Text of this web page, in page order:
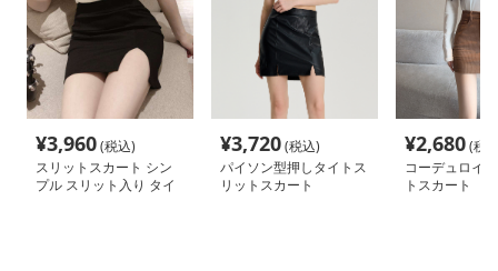
¥3,960(税込)
スリットスカート シン
プル スリット入り タイ
¥3,720(税込)
パイソン型押しタイトス
リットスカート
¥2,680(税
コーデュロイ
トスカート